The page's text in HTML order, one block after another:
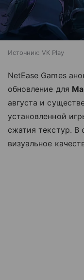
Источник: VK Play
NetEase Games
обновление для
августа и
установленной
сжатия текстур. В
визуальное